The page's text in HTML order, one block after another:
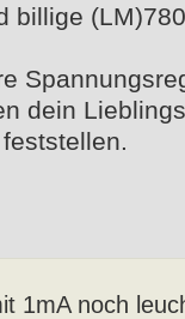
billige
dein
1mA noch